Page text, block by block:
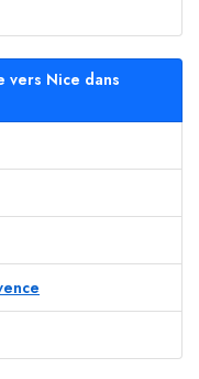
vers Nice dans